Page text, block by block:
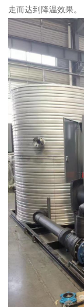
走而达到降温效果。